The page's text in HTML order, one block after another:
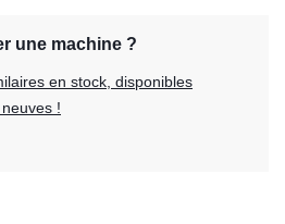
une machine ?
en stock, disponibles
!